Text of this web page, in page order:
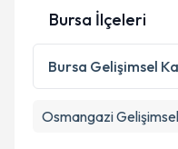
Kişisel
Metni 'ni
kapsamda
Bursa İlçeleri
Bursa Gelişimsel
Osmangazi